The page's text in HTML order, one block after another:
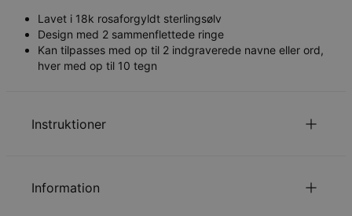
Lavet i 18k rosaforgyldt sterlingsølv
Design med 2 sammenflettede ringe
Kan tilpasses med op til 2 indgraverede navne eller ord,
hver med op til 10 tegn
Instruktioner
Læs om vores
Information